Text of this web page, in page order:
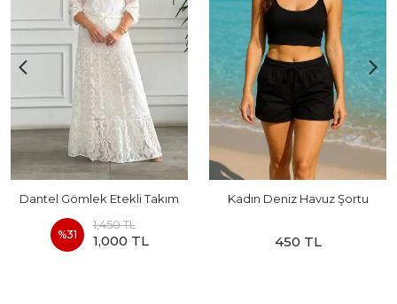
Dantel Gömlek Etekli Takım
%31
1,450 TL
1,000 TL
Kadın Deniz Havuz Şortu
450 TL